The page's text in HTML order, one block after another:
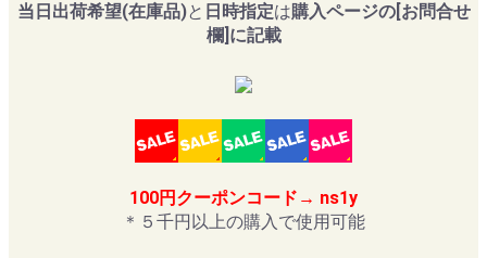
当日出荷希望(在庫品)と 日時指定は購入ページの[お問合せ
欄]に記載
100円クーポンコード→ ns1y
＊５千円以上の購入で使用可能